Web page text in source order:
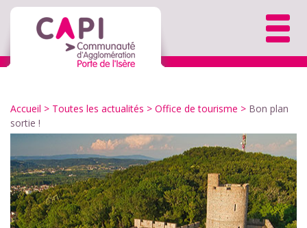
Accueil > Toutes les actualités > Office de tourisme > Bon plan
sortie !